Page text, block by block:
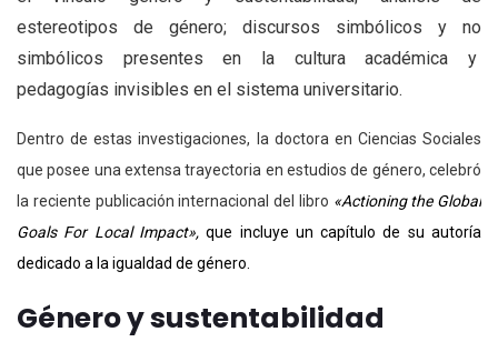
estereotipos de género; discursos simbólicos y no
simbólicos presentes en la cultura académica y
pedagogías invisibles en el sistema universitario.
Dentro de estas investigaciones, la doctora en Ciencias Sociales
que posee una extensa trayectoria en estudios de género, celebró
la reciente publicación internacional del libro «Actioning the Global
Goals For Local Impact»,que incluye un capítulo de su autoría
dedicado a la igualdad de género.
Género y sustentabilidad